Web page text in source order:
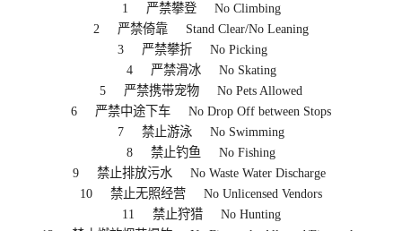
1 严禁攀登 No Climbing
2 严禁倚靠 Stand Clear/No Leaning
3 严禁攀折 No Picking
4 严禁滑冰 No Skating
5 严禁携带宠物 No Pets Allowed
6 严禁中途下车 No Drop Off between Stops
7 禁止游泳 No Swimming
8 禁止钓鱼 No Fishing
9 禁止排放污水 No Waste Water Discharge
10 禁止无照经营 No Unlicensed Vendors
11 禁止狩猎 No Hunting